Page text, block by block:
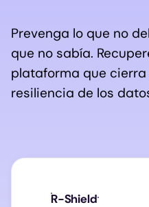
Prevenga lo que no
que no sabía.
plataforma que cierra
resiliencia de los
R-Shield